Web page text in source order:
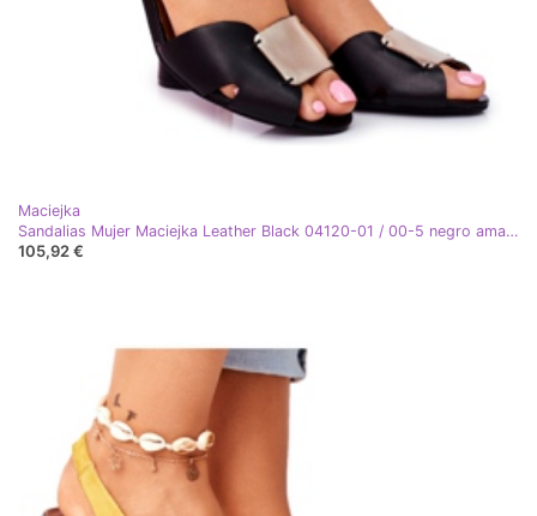
Maciejka
Sandalias Mujer Maciejka Leather Black 04120-01 / 00-5 negro amarillo
105,92 €